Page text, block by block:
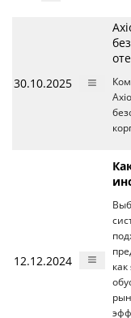
30.10.2025
12.12.2024